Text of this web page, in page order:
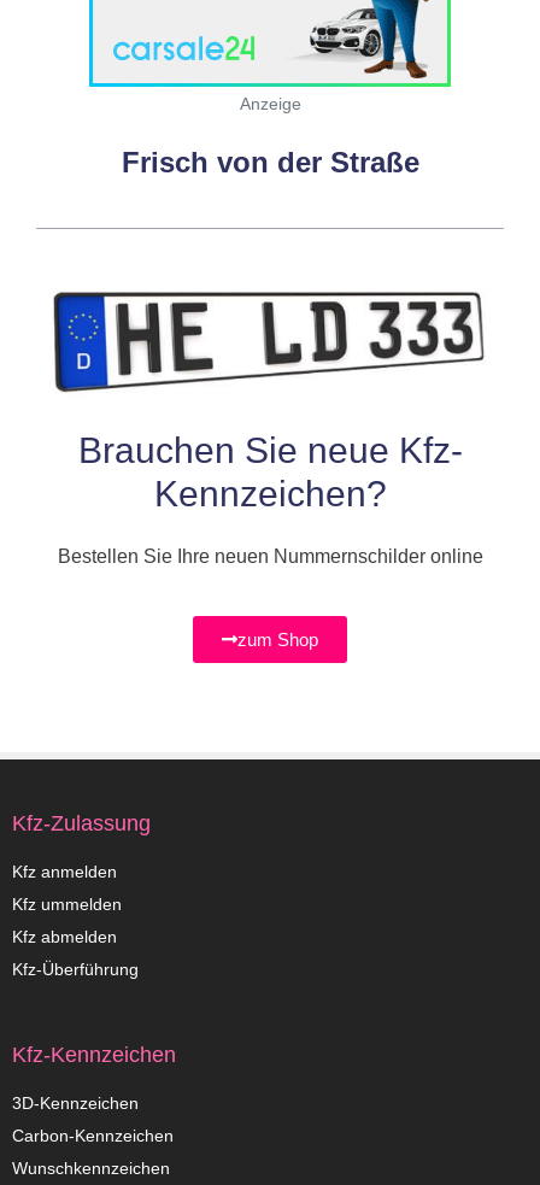
Anzeige
Frisch von der Straße
Brauchen Sie neue Kfz-
Kennzeichen?
Bestellen Sie Ihre neuen Nummernschilder online
zum Shop
Kfz-Zulassung
Kfz anmelden
Kfz ummelden
Kfz abmelden
Kfz-Überführung
Kfz-Kennzeichen
3D-Kennzeichen
Carbon-Kennzeichen
Wunschkennzeichen